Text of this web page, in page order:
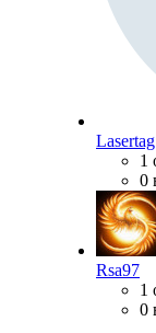
Lasertag
1
0
Rsa97
1
0